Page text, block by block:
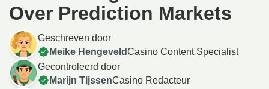
Over Prediction Markets
Geschreven door
Meike HengeveldCasino Content Specialist
Gecontroleerd door
Marijn TijssenCasino Redacteur